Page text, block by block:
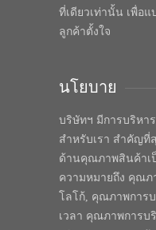
ที่เดียวเท่านั้น เพื่อ
ลูกค้าตั้งใจ
นโยบาย
บริษัทฯ มีการบริหา
สำหรับเรา สำคัญที่
ด้านคุณภาพสินค้า
ความหมายถึง คุณ
โลโก้, คุณภาพการ
เวลา คุณภาพการบ